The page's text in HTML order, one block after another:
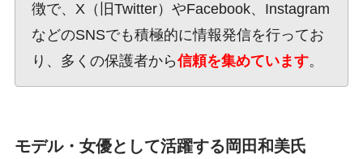
徴で、X（旧Twitter）やFacebook、Instagram
などのSNSでも積極的に情報発信を行ってお
り、多くの保護者から信頼を集めています。
モデル・女優として活躍する岡田和美氏